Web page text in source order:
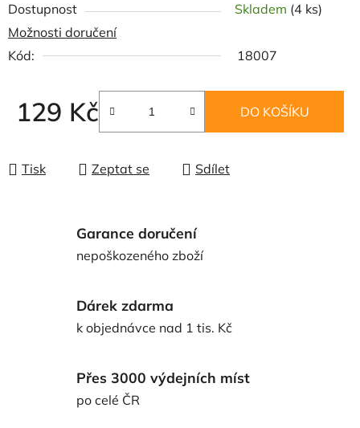
Dostupnost Skladem (4 ks)
Možnosti doručení
Kód:
18007
129 Kč DO KOŠÍKU
Tisk Zeptat se Sdílet
Garance doručení
nepoškozeného zboží
Dárek zdarma
k objednávce nad 1 tis. Kč
Přes 3000 výdejních míst
po celé ČR